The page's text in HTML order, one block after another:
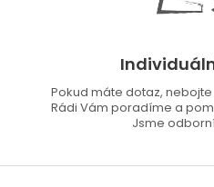
Pokud máte dotaz,
Rádi Vám poradíme a
Jsme
Z